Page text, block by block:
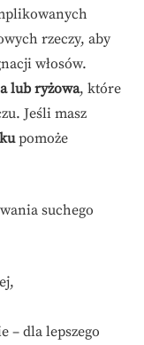
rzeczy, aby
włosów.
lub ryżowa, które
Jeśli masz
pomoże
suchego
– dla lepszego